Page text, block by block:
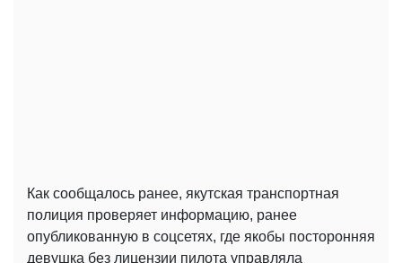
Как сообщалось ранее, якутская транспортная
полиция проверяет информацию, ранее
опубликованную в соцсетях, где якобы посторонняя
девушка без лицензии пилота управляла